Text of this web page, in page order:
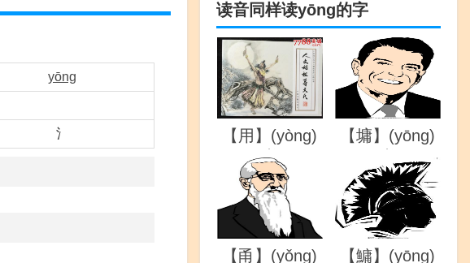
yōng
氵
读音同样读yōng的字
【用】(yòng)
的详解
【墉】(yōng)
【甬】(yǒng) 【鱅】(yōng)